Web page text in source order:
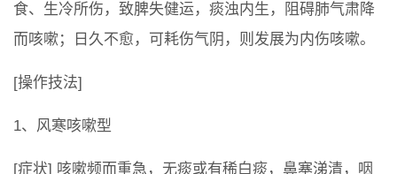
食、生冷所伤，致脾失健运，痰浊内生，阻碍肺气肃降
而咳嗽；日久不愈，可耗伤气阴，则发展为内伤咳嗽。
[操作技法]
1、风寒咳嗽型
[症状] 咳嗽频而重急，无痰或有稀白痰，鼻塞涕清，咽